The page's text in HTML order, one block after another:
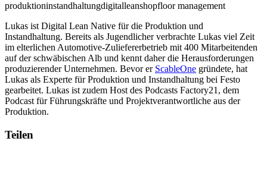
produktioninstandhaltungdigitalleanshopfloor management
Lukas ist Digital Lean Native für die Produktion und
Instandhaltung. Bereits als Jugendlicher verbrachte Lukas viel Zeit
im elterlichen Automotive-Zuliefererbetrieb mit 400 Mitarbeitenden
auf der schwäbischen Alb und kennt daher die Herausforderungen
produzierender Unternehmen. Bevor er ScableOne gründete, hat
Lukas als Experte für Produktion und Instandhaltung bei Festo
gearbeitet. Lukas ist zudem Host des Podcasts Factory21, dem
Podcast für Führungskräfte und Projektverantwortliche aus der
Produktion.
Teilen